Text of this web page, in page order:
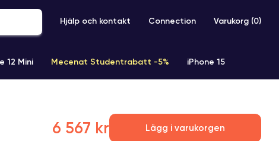
Hjälp och kontakt Connection Varukorg (0)
12 Mini Mecenat Studentrabatt -5% iPhone 15
6 567 kr Lägg i varukorgen